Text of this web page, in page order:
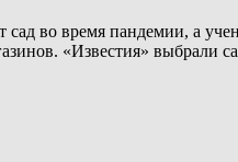
во время пандемии, а
«Известия» выбрали